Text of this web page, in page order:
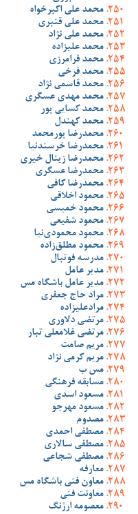
محمد علی اکبرخواه
محمد علی قنبری
محمد علی نژاد
محمد علیزاده
محمد فرامرزی
محمد فرخی
محمد قاسمی نژاد
محمد مهدی عسگری
محمد کسایی پور
محمد کهندل
محمدرضا پورمحمد
محمدرضا خرسندنیا
محمدرضا زینال خیری
محمدرضا عسگری
محمدرضا کافی
محمود اخلاقی
محمود خمیسی
محمود شفیعی
محمود محمودی‌نیا
محمود مطلق‌زاده
مدرسه فوتبال
مدیر عامل
مدیر عامل باشگاه مس
مراد حاج جعفری
مرادعلیزاده
مرتضی دلاوری
مرتضی غلامعلی تبار
مریم صامت
مریم کرمی نژاد
مس ب
مسابقه فرهنگی
مسعود اسدی
مسعود مهرجو
مصدوم
مصطفی احمدی
مصطفی سالاری
مصطفی شجاعی
معارفه
معاون فنی باشگاه مس
معاونت فنی
معصومه ارژنگ